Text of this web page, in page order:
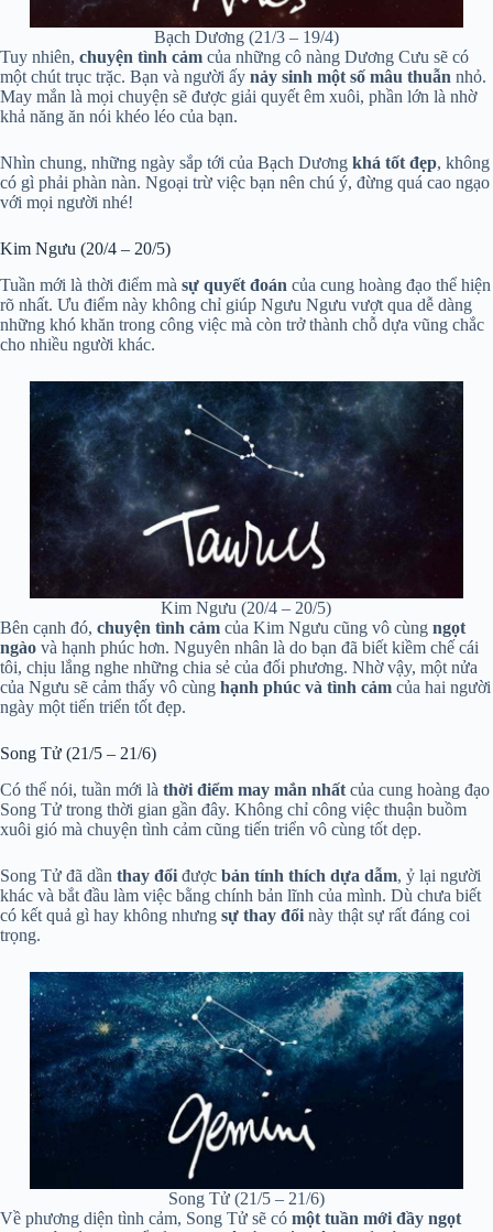
Bạch Dương (21/3 – 19/4)
Tuy nhiên, chuyện tình cảm của những cô nàng Dương Cưu sẽ có
một chút trục trặc. Bạn và người ấy nảy sinh một số mâu thuẫn nhỏ.
May mắn là mọi chuyện sẽ được giải quyết êm xuôi, phần lớn là nhờ
khả năng ăn nói khéo léo của bạn.
Nhìn chung, những ngày sắp tới của Bạch Dương khá tốt đẹp, không
có gì phải phàn nàn. Ngoại trừ việc bạn nên chú ý, đừng quá cao ngạo
với mọi người nhé!
Kim Ngưu (20/4 – 20/5)
Tuần mới là thời điểm mà sự quyết đoán của cung hoàng đạo thể hiện
rõ nhất. Ưu điểm này không chỉ giúp Ngưu Ngưu vượt qua dễ dàng
những khó khăn trong công việc mà còn trở thành chỗ dựa vũng chắc
cho nhiều người khác.
Kim Ngưu (20/4 – 20/5)
Bên cạnh đó, chuyện tình cảm của Kim Ngưu cũng vô cùng ngọt
ngào và hạnh phúc hơn. Nguyên nhân là do bạn đã biết kiềm chế cái
tôi, chịu lắng nghe những chia sẻ của đối phương. Nhờ vậy, một nửa
của Ngưu sẽ cảm thấy vô cùng hạnh phúc và tình cảm của hai người
ngày một tiến triển tốt đẹp.
Song Tử (21/5 – 21/6)
Có thể nói, tuần mới là thời điểm may mắn nhất của cung hoàng đạo
Song Tử trong thời gian gần đây. Không chỉ công việc thuận buồm
xuôi gió mà chuyện tình cảm cũng tiến triển vô cùng tốt dẹp.
Song Tử đã dần thay đổi được bản tính thích dựa dẫm, ỷ lại người
khác và bắt đầu làm việc bằng chính bản lĩnh của mình. Dù chưa biết
có kết quả gì hay không nhưng sự thay đổi này thật sự rất đáng coi
trọng.
Song Tử (21/5 – 21/6)
Về phương diện tình cảm, Song Tử sẽ có một tuần mới đầy ngọt